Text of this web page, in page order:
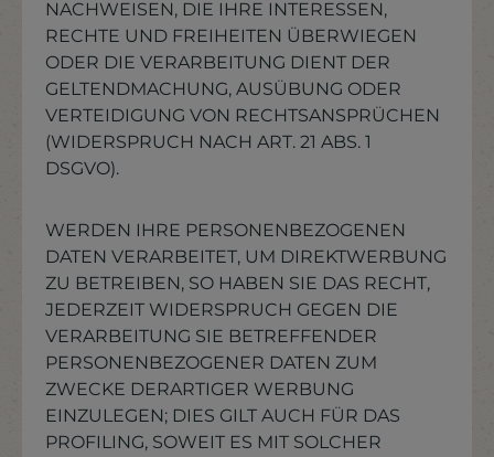
NACHWEISEN, DIE IHRE INTERESSEN,
RECHTE UND FREIHEITEN ÜBERWIEGEN
ODER DIE VERARBEITUNG DIENT DER
GELTENDMACHUNG, AUSÜBUNG ODER
VERTEIDIGUNG VON RECHTSANSPRÜCHEN
(WIDERSPRUCH NACH ART. 21 ABS. 1
DSGVO).
WERDEN IHRE PERSONENBEZOGENEN
DATEN VERARBEITET, UM DIREKTWERBUNG
ZU BETREIBEN, SO HABEN SIE DAS RECHT,
JEDERZEIT WIDERSPRUCH GEGEN DIE
VERARBEITUNG SIE BETREFFENDER
PERSONENBEZOGENER DATEN ZUM
ZWECKE DERARTIGER WERBUNG
EINZULEGEN; DIES GILT AUCH FÜR DAS
PROFILING, SOWEIT ES MIT SOLCHER